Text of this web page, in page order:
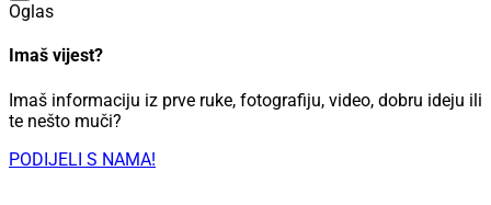
Oglas
Imaš vijest?
Imaš informaciju iz prve ruke, fotografiju, video, dobru ideju ili
te nešto muči?
PODIJELI S NAMA!